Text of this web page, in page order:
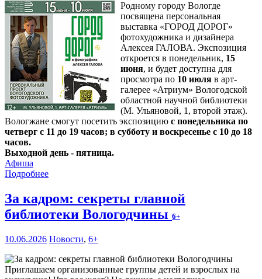
Родному городу Вологде
посвящена персональная
выставка «ГОРОД ДОРОГ»
фотохудожника и дизайнера
Алексея ГАЛОВА. Экспозиция
откроется в понедельник, 15
июня, и будет доступна для
просмотра по 10 июля в арт-
галерее «Атриум» Вологодской
областной научной библиотеки
(М. Ульяновой, 1, второй этаж).
Вологжане смогут посетить экспозицию с понедельника по
четверг с 11 до 19 часов; в субботу и воскресенье с 10 до 18
часов.
Выходной день - пятница.
Афиша
Подробнее
За кадром: секреты главной
библиотеки Вологодчины 6+
10.06.2026 Новости, 6+
Приглашаем организованные группы детей и взрослых на